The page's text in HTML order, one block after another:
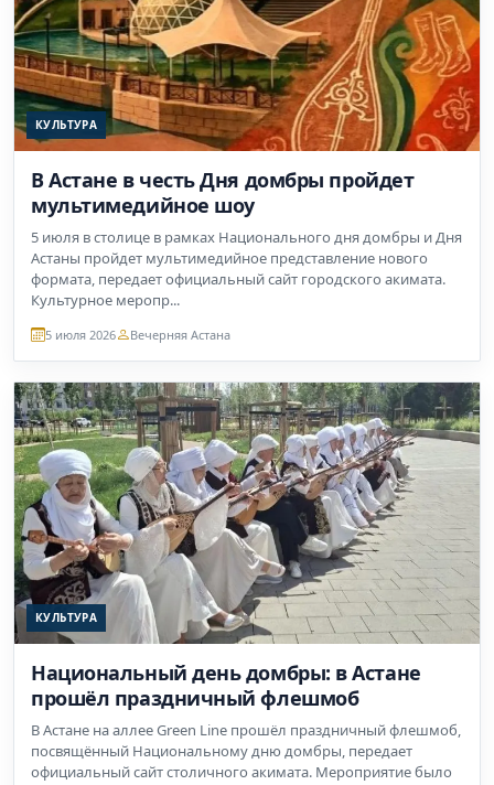
КУЛЬТУРА
В Астане в честь Дня домбры пройдет
мультимедийное шоу
5 июля в столице в рамках Национального дня домбры и Дня
Астаны пройдет мультимедийное представление нового
формата, передает официальный сайт городского акимата.
Культурное меропр...
5 июля 2026 Вечерняя Астана
КУЛЬТУРА
Национальный день домбры: в Астане
прошёл праздничный флешмоб
В Астане на аллее Green Line прошёл праздничный флешмоб,
посвящённый Национальному дню домбры, передает
официальный сайт столичного акимата. Мероприятие было